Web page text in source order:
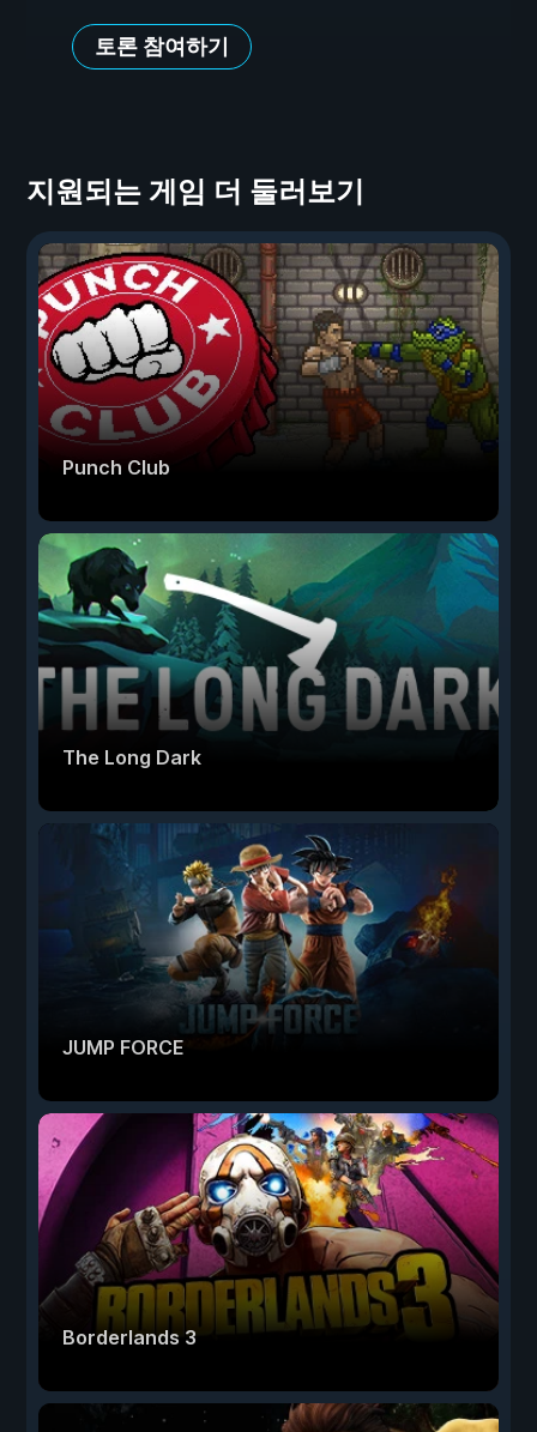
토론 참여하기
지원되는 게임 더 둘러보기
Punch Club
The Long Dark
JUMP FORCE
Borderlands 3